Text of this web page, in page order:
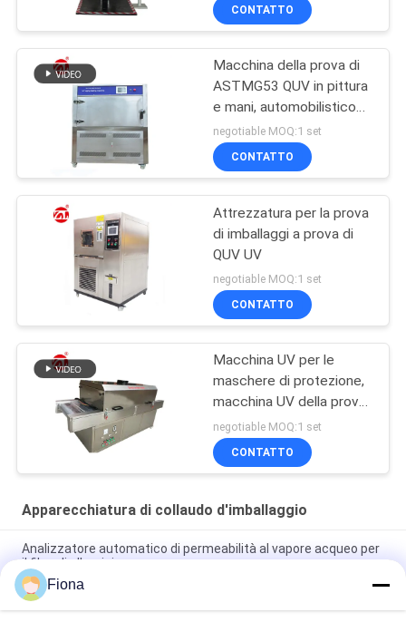
CONTATTO
Macchina della prova di
ASTMG53 QUV in pittura
e mani, automobilistico
UV, plastica ecc
negotiable MOQ:1 set
CONTATTO
Attrezzatura per la prova
di imballaggi a prova di
QUV UV
negotiable MOQ:1 set
CONTATTO
Macchina UV per le
maschere di protezione,
macchina UV della prova
del forno di
sterilizzazione di
radiazione ultravioletta
negotiable MOQ:1 set
CONTATTO
Apparecchiatura di collaudo d'imballaggio
Analizzatore automatico di permeabilità al vapore acqueo per
il film, di alluminio
ASTM D642 ha ondulato il tester resistente di compressione
di schiacciamento della scatola di cartone
Fiona